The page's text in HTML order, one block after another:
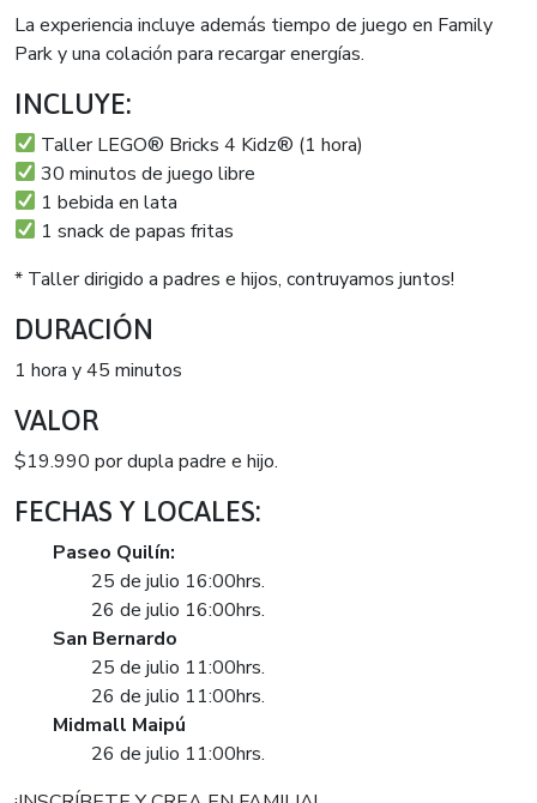
La experiencia incluye además tiempo de juego en Family
Park y una colación para recargar energías.
INCLUYE:
Taller LEGO® Bricks 4 Kidz® (1 hora)
30 minutos de juego libre
1 bebida en lata
1 snack de papas fritas
* Taller dirigido a padres e hijos, contruyamos juntos!
DURACIÓN
1 hora y 45 minutos
VALOR
$19.990 por dupla padre e hijo.
FECHAS Y LOCALES:
Paseo Quilín:
25 de julio 16:00hrs.
26 de julio 16:00hrs.
San Bernardo
25 de julio 11:00hrs.
26 de julio 11:00hrs.
Midmall Maipú
26 de julio 11:00hrs.